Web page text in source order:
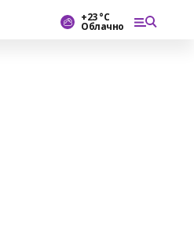
+23 °С
Облачно